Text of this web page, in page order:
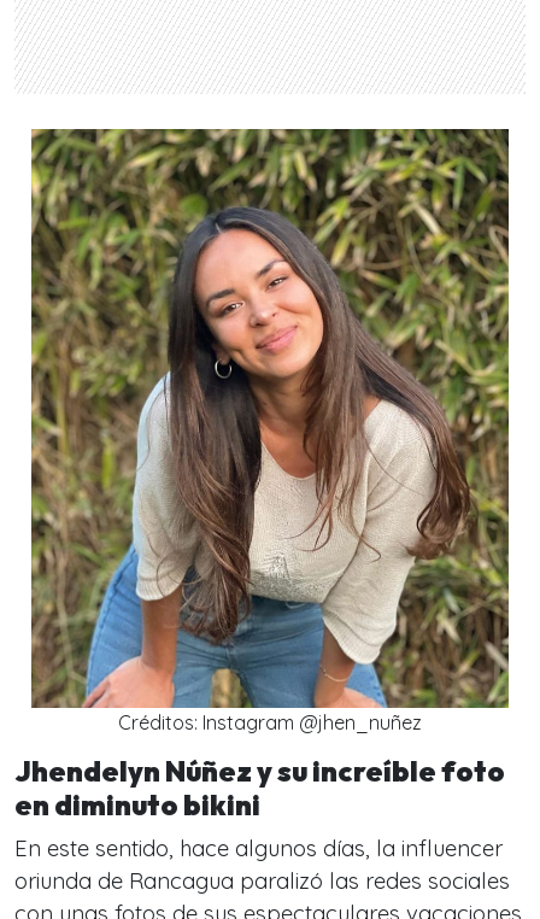
Créditos: Instagram @jhen_nuñez
Jhendelyn Núñez y su increíble foto
en diminuto bikini
En este sentido, hace algunos días, la influencer
oriunda de Rancagua paralizó las redes sociales